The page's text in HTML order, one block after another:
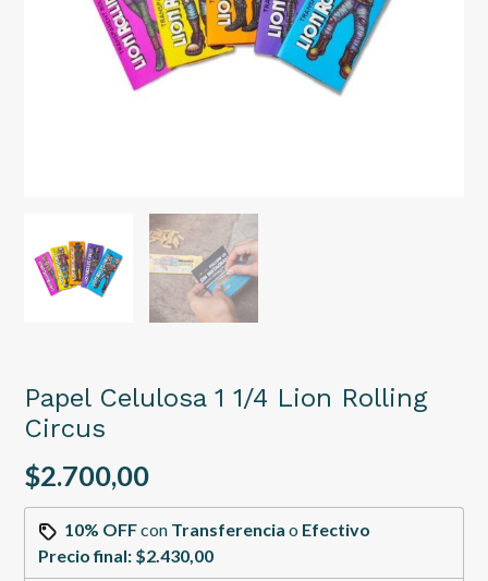
Papel Celulosa 1 1/4 Lion Rolling
Circus
$2.700,00
10% OFFcon Transferencia o Efectivo
Precio final: $2.430,00